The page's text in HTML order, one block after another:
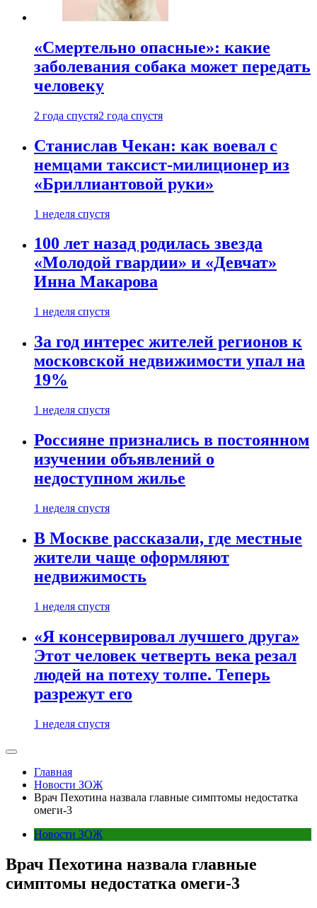
«Смертельно опасные»: какие
заболевания собака может передать
человеку
2 года спустя2 года спустя
Станислав Чекан: как воевал с
немцами таксист-милиционер из
«Бриллиантовой руки»
1 неделя спустя
100 лет назад родилась звезда
«Молодой гвардии» и «Девчат»
Инна Макарова
1 неделя спустя
За год интерес жителей регионов к
московской недвижимости упал на
19%
1 неделя спустя
Россияне признались в постоянном
изучении объявлений о
недоступном жилье
1 неделя спустя
В Москве рассказали, где местные
жители чаще оформляют
недвижимость
1 неделя спустя
«Я консервировал лучшего друга»
Этот человек четверть века резал
людей на потеху толпе. Теперь
разрежут его
1 неделя спустя
Главная
Новости ЗОЖ
Врач Пехотина назвала главные симптомы недостатка
омеги-3
Новости ЗОЖ
Врач Пехотина назвала главные
симптомы недостатка омеги-3